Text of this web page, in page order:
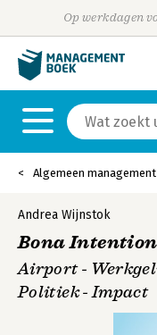
Op werkdagen
Algemeen management
Andrea Wijnstok
Bona Intention
Airport -
Politiek - Impact